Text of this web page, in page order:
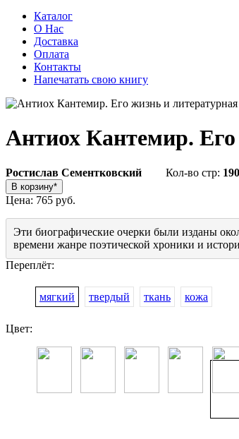
Каталог
О Нас
Доставка
Оплата
Контакты
Напечатать свою книгу
Антиох Кантемир. Его
Ростислав Сементковский Кол-во стр: 190
Цена: 765 руб.
Эти биографические очерки были изданы
времени жанре поэтической хроники и
Переплёт:
мягкий твердый ткань кожа
Цвет: